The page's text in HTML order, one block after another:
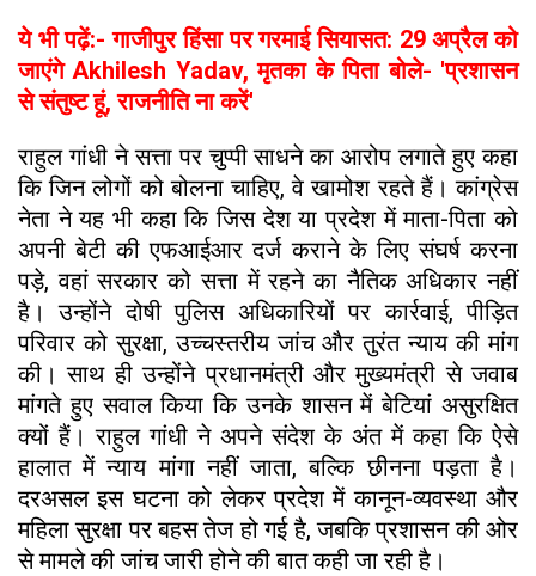
ये भी पढ़ें:- गाजीपुर हिंसा पर गरमाई सियासत: 29 अप्रैल को
जाएंगे Akhilesh Yadav, मृतका के पिता बोले- 'प्रशासन
से संतुष्ट हूं, राजनीति ना करें'
राहुल गांधी ने सत्ता पर चुप्पी साधने का आरोप लगाते हुए कहा
कि जिन लोगों को बोलना चाहिए, वे खामोश रहते हैं। कांग्रेस
नेता ने यह भी कहा कि जिस देश या प्रदेश में माता-पिता को
अपनी बेटी की एफआईआर दर्ज कराने के लिए संघर्ष करना
पड़े, वहां सरकार को सत्ता में रहने का नैतिक अधिकार नहीं
है। उन्होंने दोषी पुलिस अधिकारियों पर कार्रवाई, पीड़ित
परिवार को सुरक्षा, उच्चस्तरीय जांच और तुरंत न्याय की मांग
की। साथ ही उन्होंने प्रधानमंत्री और मुख्यमंत्री से जवाब
मांगते हुए सवाल किया कि उनके शासन में बेटियां असुरक्षित
क्यों हैं। राहुल गांधी ने अपने संदेश के अंत में कहा कि ऐसे
हालात में न्याय मांगा नहीं जाता, बल्कि छीनना पड़ता है।
दरअसल इस घटना को लेकर प्रदेश में कानून-व्यवस्था और
महिला सुरक्षा पर बहस तेज हो गई है, जबकि प्रशासन की ओर
से मामले की जांच जारी होने की बात कही जा रही है।